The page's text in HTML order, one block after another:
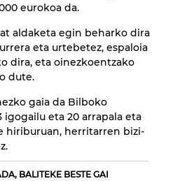
eurokoa da.
aldaketa egin beharko dira
eta urtebetez, espaloia
dira, eta oinezkoentzako
dute.
gaia da Bilboko
igogailu eta 20 arrapala eta
hiriburuan, herritarren bizi-
BALITEKE BESTE GAI